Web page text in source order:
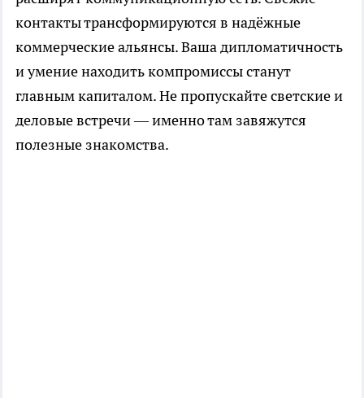
контакты трансформируются в надёжные
коммерческие альянсы. Ваша дипломатичность
и умение находить компромиссы станут
главным капиталом. Не пропускайте светские и
деловые встречи — именно там завяжутся
полезные знакомства.